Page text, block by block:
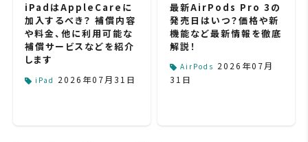
iPadはAppleCareに
加入するべき？ 補償内容
や料金、他に利用可能な
補償サービスなどを紹介
します
iPad 2026年07月31日
最新AirPods Pro 3の
発売日はいつ？価格や新
機能など最新情報を徹底
解説！
AirPods 2026年07月
31日